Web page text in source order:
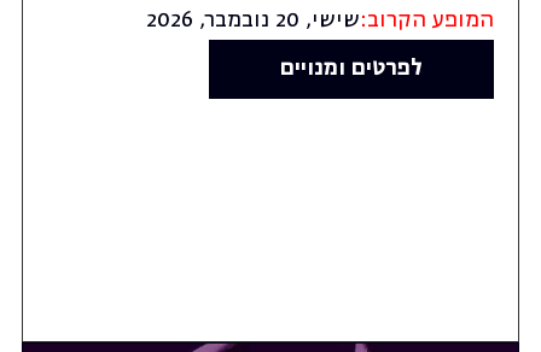
המופע הקרוב:שישי, 20 נובמבר, 2026
לפרטים ומנויים